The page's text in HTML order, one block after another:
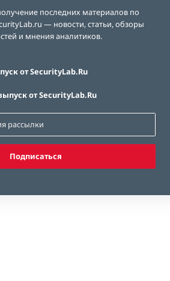
последних материалов по
— новости, статьи, обзоры
и мнения аналитиков.
от SecurityLab.Ru
от SecurityLab.Ru
Подписаться